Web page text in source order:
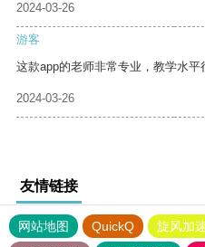
2024-03-26
游客
这款app的老师非常专业，教学水平
2024-03-26
友情链接
网站地图 QuickQ 旋风加